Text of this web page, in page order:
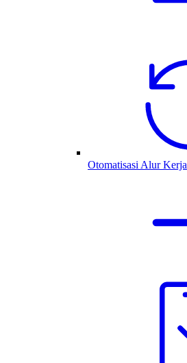
Otomatisasi Alur Kerja